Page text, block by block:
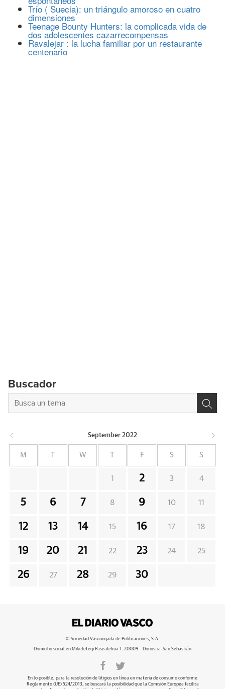
Trío ( Suecia): un triángulo amoroso en cuatro
dimensiones
Teenage Bounty Hunters: la complicada vida de
dos adolescentes cazarrecompensas
Ravalejar : la lucha familiar por un restaurante
centenario
Buscador
September 2022
M W F S S
1 2 3 4
5 6 7 8 9 10 11
12 13 14 15 16 17 18
19 20 21 22 23 24 25
26 27 28 29 30
© Sociedad Vascongada de Publicaciones, S.A.
Domicilio social en Mikeletegi Pasealekua 1. 20009 - Donostia-San Sebastián
En lo posible, para la resolución de litigios en línea en materia de consumo conforme
Reglamento (UE) 524/2013, se buscará la posibilidad que la Comisión Europea facilita